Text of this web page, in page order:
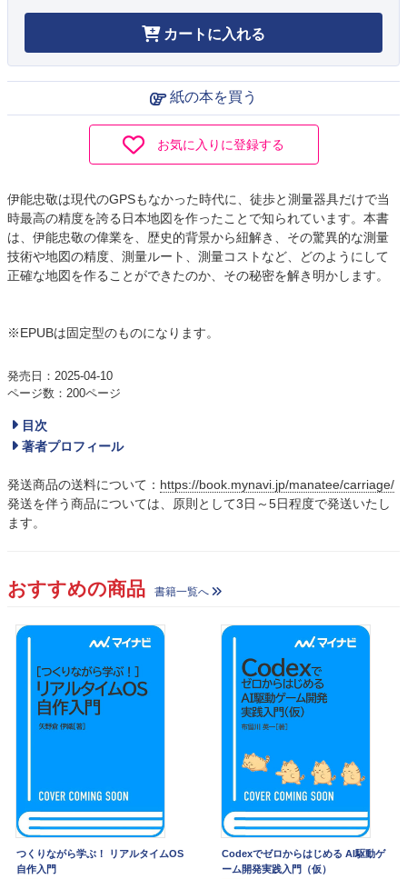
カートに入れる
紙の本を買う
お気に入りに登録する
伊能忠敬は現代のGPSもなかった時代に、徒歩と測量器具だけで当
時最高の精度を誇る日本地図を作ったことで知られています。本書
は、伊能忠敬の偉業を、歴史的背景から紐解き、その驚異的な測量
技術や地図の精度、測量ルート、測量コストなど、どのようにして
正確な地図を作ることができたのか、その秘密を解き明かします。
※EPUBは固定型のものになります。
発売日：2025-04-10
ページ数：200ページ
目次
著者プロフィール
発送商品の送料について： https://book.mynavi.jp/manatee/carriage/
発送を伴う商品については、原則として3日～5日程度で発送いたし
ます。
おすすめの商品 書籍一覧へ
つくりながら学ぶ！ リアルタイムOS
自作入門
Codexでゼロからはじめる AI駆動ゲ
ーム開発実践入門（仮）